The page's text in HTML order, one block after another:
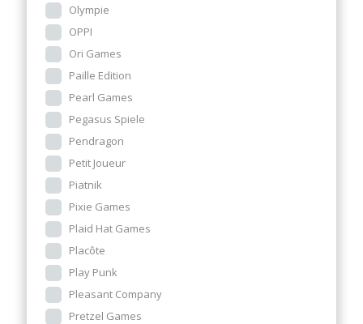
Olympie
OPPI
Ori Games
Paille Edition
Pearl Games
Pegasus Spiele
Pendragon
Petit Joueur
Piatnik
Pixie Games
Plaid Hat Games
Placôte
Play Punk
Pleasant Company
Pretzel Games